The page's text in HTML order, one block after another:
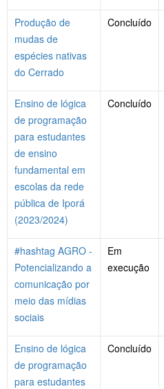
Produção de
mudas de
espécies nativas
do Cerrado
Concluído
Ensino de lógica
de programação
para estudantes
de ensino
fundamental em
escolas da rede
pública de Iporá
(2023/2024)
Concluído
#hashtag AGRO -
Potencializando a
comunicação por
meio das mídias
sociais
Em
execução
Ensino de lógica
de programação
para estudantes
Concluído